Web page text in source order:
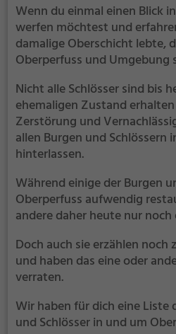
Wenn du einmal einen Blick
werfen möchtest und
damalige Oberschicht lebte,
Oberperfuss und Umgebung
Nicht alle Schlösser sind bis
ehemaligen Zustand
Zerstörung und
allen Burgen und Schlössern
hinterlassen.
Während einige der Burgen
Oberperfuss aufwendig
andere daher heute nur noch
Doch auch sie erzählen noch
und haben das eine oder
verraten.
Wir haben für dich eine Liste
und Schlösser in und um